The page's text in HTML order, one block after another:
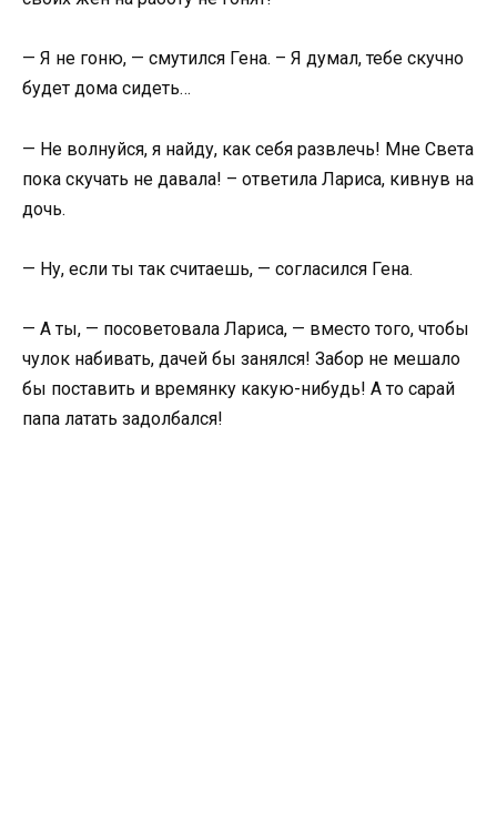
— Я не гоню, — смутился Гена. – Я думал, тебе скучно
будет дома сидеть…
— Не волнуйся, я найду, как себя развлечь! Мне Света
пока скучать не давала! – ответила Лариса, кивнув на
дочь.
— Ну, если ты так считаешь, — согласился Гена.
— А ты, — посоветовала Лариса, — вместо того, чтобы
чулок набивать, дачей бы занялся! Забор не мешало
бы поставить и времянку какую-нибудь! А то сарай
папа латать задолбался!